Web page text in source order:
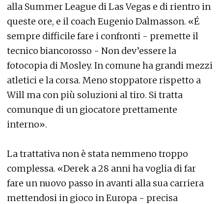
alla Summer League di Las Vegas e di rientro in
queste ore, e il coach Eugenio Dalmasson. «É
sempre difficile fare i confronti - premette il
tecnico biancorosso - Non dev’essere la
fotocopia di Mosley. In comune ha grandi mezzi
atletici e la corsa. Meno stoppatore rispetto a
Will ma con più soluzioni al tiro. Si tratta
comunque di un giocatore prettamente
interno».
La trattativa non è stata nemmeno troppo
complessa. «Derek a 28 anni ha voglia di far
fare un nuovo passo in avanti alla sua carriera
mettendosi in gioco in Europa - precisa